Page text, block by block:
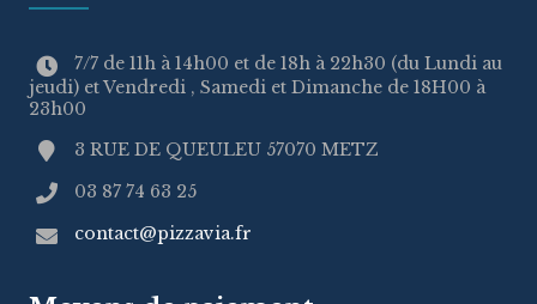
7/7 de 11h à 14h00 et de 18h à 22h30 (du Lundi au
jeudi) et Vendredi , Samedi et Dimanche de 18H00 à
23h00
3 RUE DE QUEULEU 57070 METZ
03 87 74 63 25
contact@pizzavia.fr